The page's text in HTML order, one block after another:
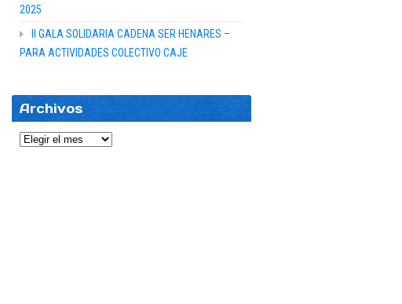
2025
II GALA SOLIDARIA CADENA SER HENARES –
PARA ACTIVIDADES COLECTIVO CAJE
Archivos
Archivos